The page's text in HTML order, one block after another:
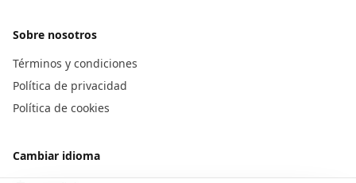
Sobre nosotros
Términos y condiciones
Política de privacidad
Política de cookies
Cambiar idioma